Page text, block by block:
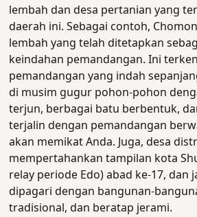
lembah dan desa pertanian yang
daerah ini. Sebagai contoh,
lembah yang telah ditetapkan
keindahan pemandangan. Ini
pemandangan yang indah
di musim gugur pohon-pohon
terjun, berbagai batu berbentuk,
terjalin dengan pemandangan
akan memikat Anda. Juga, desa
mempertahankan tampilan kota
relay periode Edo) abad ke-17, dan
dipagari dengan bangunan-
tradisional, dan beratap jerami.